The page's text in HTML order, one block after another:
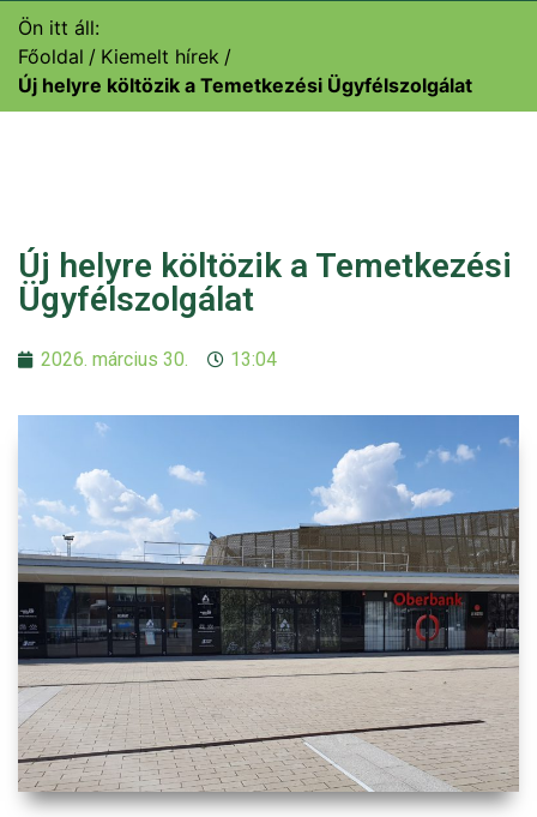
Ön itt áll:
Főoldal
Kiemelt hírek
Új helyre költözik a Temetkezési Ügyfélszolgálat
Új helyre költözik a Temetkezési
Ügyfélszolgálat
2026. március 30. 13:04